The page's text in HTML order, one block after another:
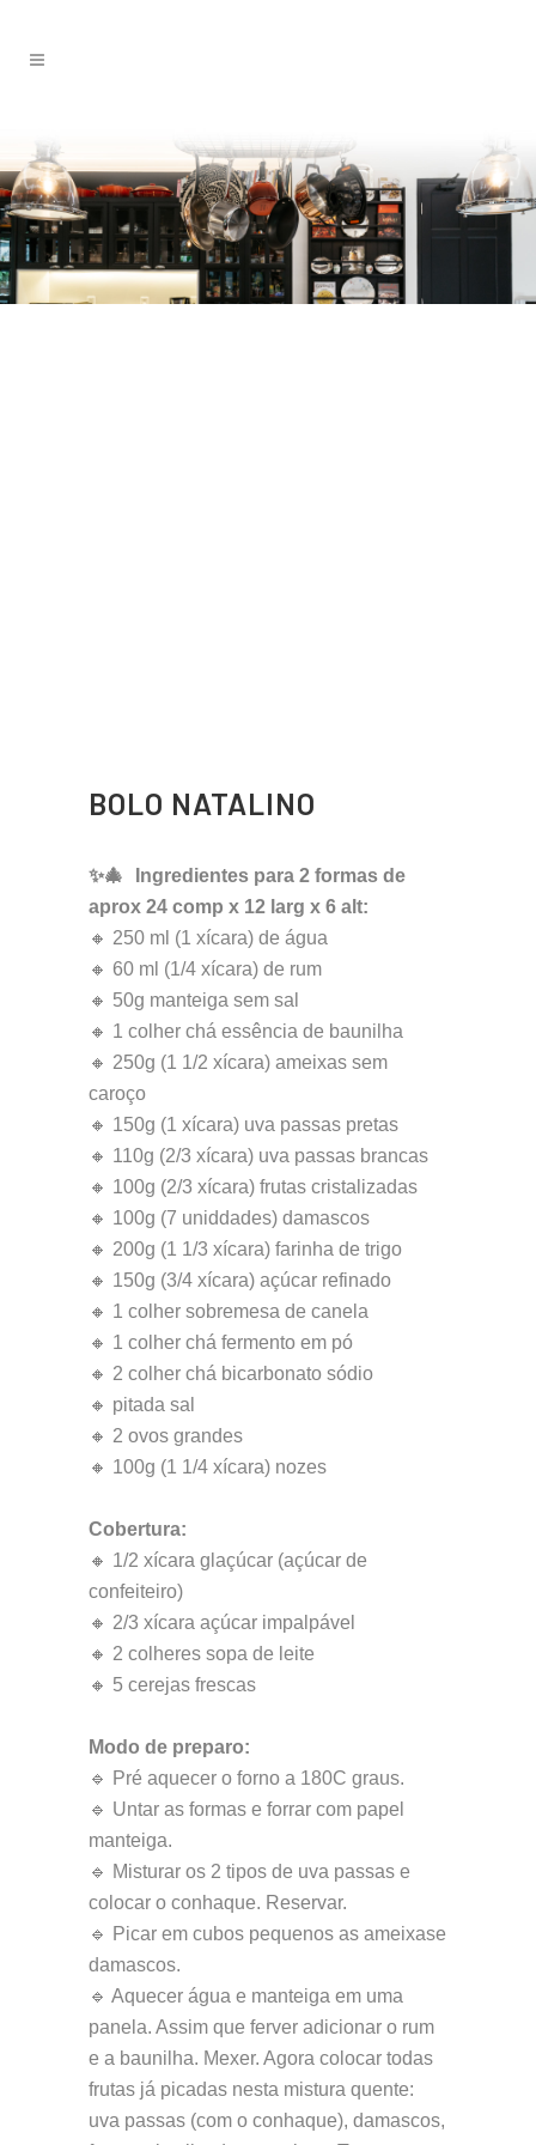
BOLO NATALINO
✨🎄 Ingredientes para 2 formas de
aprox 24 comp x 12 larg x 6 alt:
🔸 250 ml (1 xícara) de água
🔸 60 ml (1/4 xícara) de rum
🔸 50g manteiga sem sal
🔸 1 colher chá essência de baunilha
🔸 250g (1 1/2 xícara) ameixas sem
caroço
🔸 150g (1 xícara) uva passas pretas
🔸 110g (2/3 xícara) uva passas brancas
🔸 100g (2/3 xícara) frutas cristalizadas
🔸 100g (7 uniddades) damascos
🔸 200g (1 1/3 xícara) farinha de trigo
🔸 150g (3/4 xícara) açúcar refinado
🔸 1 colher sobremesa de canela
🔸 1 colher chá fermento em pó
🔸 2 colher chá bicarbonato sódio
🔸 pitada sal
🔸 2 ovos grandes
🔸 100g (1 1/4 xícara) nozes
Cobertura:
🔸 1/2 xícara glaçúcar (açúcar de
confeiteiro)
🔸 2/3 xícara açúcar impalpável
🔸 2 colheres sopa de leite
🔸 5 cerejas frescas
Modo de preparo:
🔹 Pré aquecer o forno a 180C graus.
🔹 Untar as formas e forrar com papel
manteiga.
🔹 Misturar os 2 tipos de uva passas e
colocar o conhaque. Reservar.
🔹 Picar em cubos pequenos as ameixase
damascos.
🔹 Aquecer água e manteiga em uma
panela. Assim que ferver adicionar o rum
e a baunilha. Mexer. Agora colocar todas
frutas já picadas nesta mistura quente:
uva passas (com o conhaque), damascos,